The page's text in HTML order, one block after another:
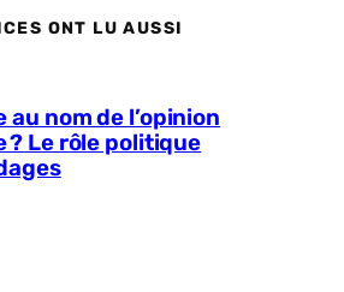
ONT LU AUSSI
au nom de l’opinion
? Le rôle politique